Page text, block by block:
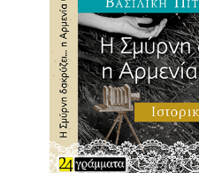
Η καθημερινότητα έχει
ασχολιόμουν και τόσο με τα
καθημερινά περνάω
δικτύωσης. Μελετάω τις
κοινού, τις τάσεις της
συνεργασίες. Η ημέρα